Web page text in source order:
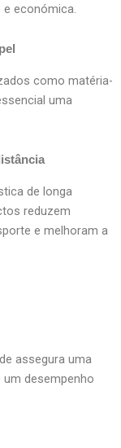
económica.
como matéria-
uma
de longa
reduzem
e melhoram a
assegura uma
um desempenho